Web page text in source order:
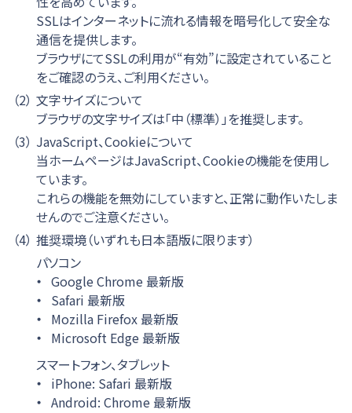
SSLはインターネットに流れる情報を暗号化して安全な
通信を提供します。
ブラウザにてSSLの利用が“有効”に設定されていること
をご確認のうえ、ご利用ください。
（2） 文字サイズについて
ブラウザの文字サイズは「中（標準）」を推奨します。
（3） JavaScript、Cookieについて
当ホームページはJavaScript、Cookieの機能を使用し
ています。
これらの機能を無効にしていますと、正常に動作いたしま
せんのでご注意ください。
（4） 推奨環境（いずれも日本語版に限ります）
パソコン
Google Chrome 最新版
Safari 最新版
Mozilla Firefox 最新版
Microsoft Edge 最新版
スマートフォン、タブレット
iPhone: Safari 最新版
Android: Chrome 最新版